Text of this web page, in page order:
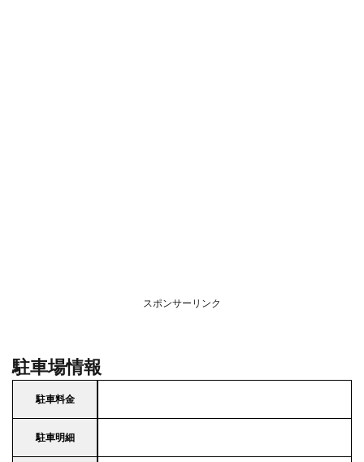
スポンサーリンク
駐車場情報
駐車料金
駐車明細